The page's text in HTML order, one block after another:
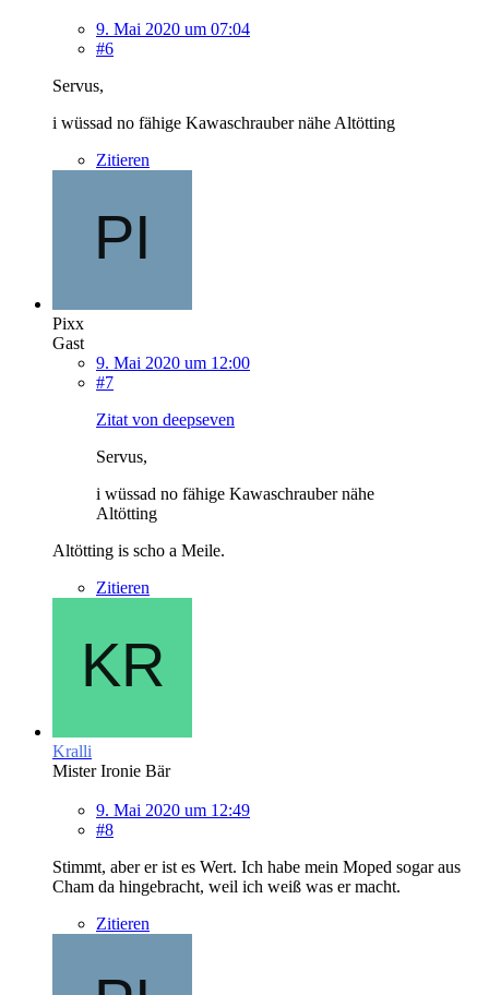
9. Mai 2020 um 07:04
#6
Servus,
i wüssad no fähige Kawaschrauber nähe Altötting
Zitieren
Pixx
Gast
9. Mai 2020 um 12:00
#7
Zitat von deepseven
Servus,
i wüssad no fähige Kawaschrauber nähe
Altötting
Altötting is scho a Meile.
Zitieren
Kralli
Mister Ironie Bär
9. Mai 2020 um 12:49
#8
Stimmt, aber er ist es Wert. Ich habe mein Moped sogar aus
Cham da hingebracht, weil ich weiß was er macht.
Zitieren